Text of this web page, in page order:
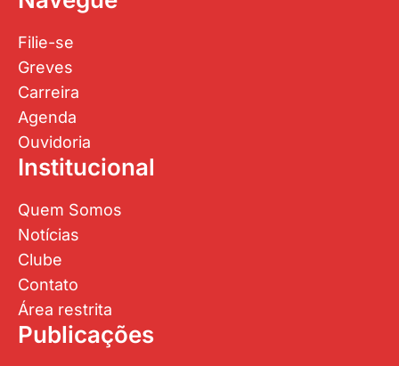
Filie-se
Greves
Carreira
Agenda
Ouvidoria
Institucional
Quem Somos
Notícias
Clube
Contato
Área restrita
Publicações